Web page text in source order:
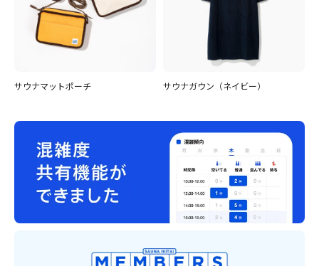
サウナマットポーチ サウナガウン（ネイビー）